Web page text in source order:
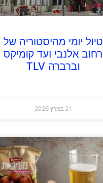
טיול יומי מהיסטוריה של
רחוב אלנבי ועד קומיקס
וברברה TLV
21 במרץ 2026